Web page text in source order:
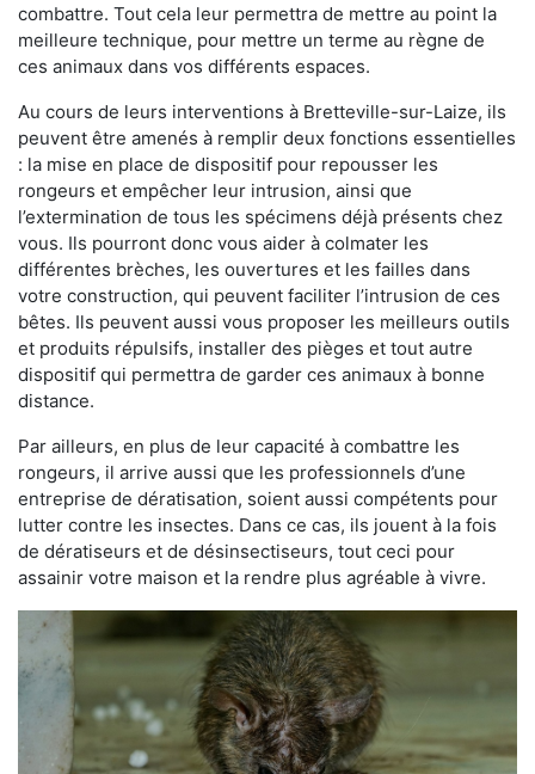
combattre. Tout cela leur permettra de mettre au point la
meilleure technique, pour mettre un terme au règne de
ces animaux dans vos différents espaces.
Au cours de leurs interventions à Bretteville-sur-Laize, ils
peuvent être amenés à remplir deux fonctions essentielles
: la mise en place de dispositif pour repousser les
rongeurs et empêcher leur intrusion, ainsi que
l’extermination de tous les spécimens déjà présents chez
vous. Ils pourront donc vous aider à colmater les
différentes brèches, les ouvertures et les failles dans
votre construction, qui peuvent faciliter l’intrusion de ces
bêtes. Ils peuvent aussi vous proposer les meilleurs outils
et produits répulsifs, installer des pièges et tout autre
dispositif qui permettra de garder ces animaux à bonne
distance.
Par ailleurs, en plus de leur capacité à combattre les
rongeurs, il arrive aussi que les professionnels d’une
entreprise de dératisation, soient aussi compétents pour
lutter contre les insectes. Dans ce cas, ils jouent à la fois
de dératiseurs et de désinsectiseurs, tout ceci pour
assainir votre maison et la rendre plus agréable à vivre.